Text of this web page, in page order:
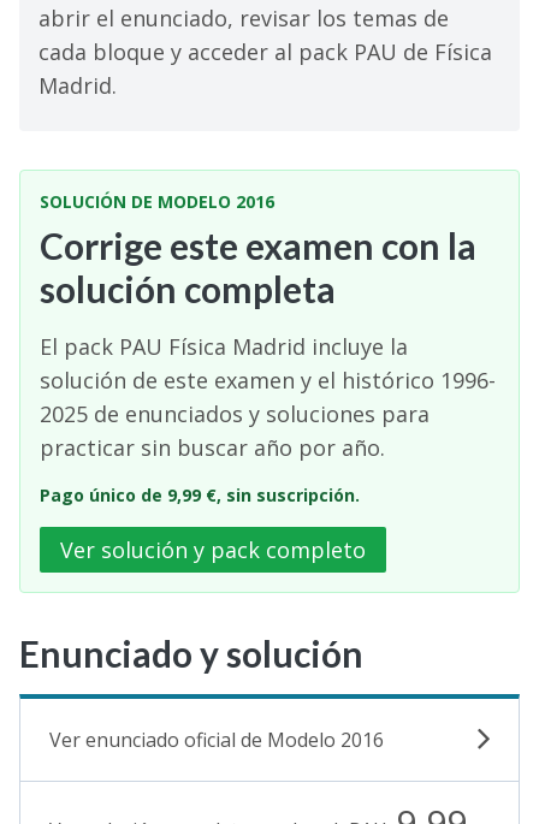
abrir el enunciado, revisar los temas de
cada bloque y acceder al pack PAU de Física
Madrid.
SOLUCIÓN DE MODELO 2016
Corrige este examen con la
solución completa
El pack PAU Física Madrid incluye la
solución de este examen y el histórico 1996-
2025 de enunciados y soluciones para
practicar sin buscar año por año.
Pago único de 9,99 €, sin suscripción.
Ver solución y pack completo
Enunciado y solución
Ver enunciado oficial de Modelo 2016